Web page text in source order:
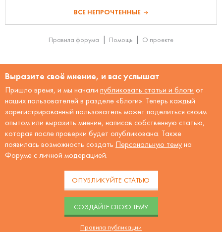
ВСЕ НЕПРОЧТЕННЫЕ
Правила форума Помощь О проекте
Выразите своё мнение, и вас услышат
Пришло время, и мы начали публиковать статьи и блоги от
наших пользователей в разделе «Блоги». Теперь каждый
зарегистрированный пользователь может поделиться своим
опытом или выразить мнение, написав собственную статью,
которая после проверки будет опубликована. Также
появилась возможность создать Персональную тему на
Форуме с личной модерацией.
ОПУБЛИКУЙТЕ СТАТЬЮ
CОЗДАЙТЕ СВОЮ ТЕМУ
Правила публикации